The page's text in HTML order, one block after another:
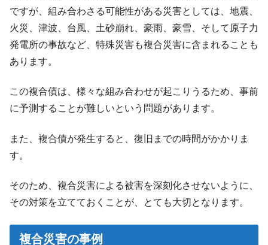
ですが、組み合わさる可能性がある災害としては、地震、
火災、津波、台風、土砂崩れ、豪雨、豪雪、そして原子力
発電所の事故など、特殊災害も複合災害に含まれることも
あります。
この複合債は、様々な組み合わせが起こりうるため、事前
に予測することが難しいという問題があります。
また、複合債が発生すると、復旧までの時間がかかりま
す。
そのため、複合災害による被害を深刻化させないように、
その対策を立てておくことが、とても大切となります。
複合災害の事例